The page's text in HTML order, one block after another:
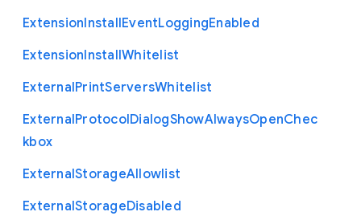
ExtensionInstallEventLoggingEnabled
ExtensionInstallWhitelist
ExternalPrintServersWhitelist
ExternalProtocolDialogShowAlwaysOpenChec
kbox
ExternalStorageAllowlist
ExternalStorageDisabled